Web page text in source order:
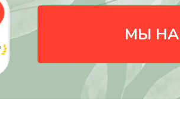
МЫ
заказы и отвечаем
СВЯЗИ